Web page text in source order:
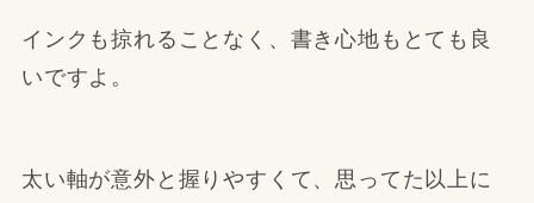
インクも掠れることなく、書き心地もとても良
いですよ。
太い軸が意外と握りやすくて、思ってた以上に